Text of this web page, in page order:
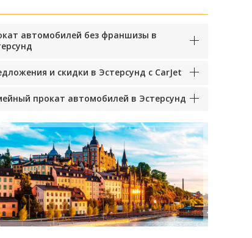
автомобилей без франшизы в
и скидки в Эстерсунд с CarJet
прокат автомобилей в Эстерсунд